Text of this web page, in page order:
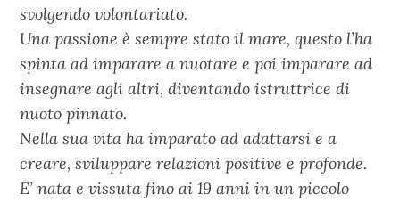
svolgendo volontariato.
Una passione è sempre stato il mare, questo l’ha
spinta ad imparare a nuotare e poi imparare ad
insegnare agli altri, diventando istruttrice di
nuoto pinnato.
Nella sua vita ha imparato ad adattarsi e a
creare, sviluppare relazioni positive e profonde.
E’ nata e vissuta fino ai 19 anni in un piccolo